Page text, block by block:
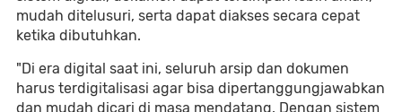
mudah ditelusuri, serta dapat diakses secara cepat
ketika dibutuhkan.
"Di era digital saat ini, seluruh arsip dan dokumen
harus terdigitalisasi agar bisa dipertanggungjawabkan
dan mudah dicari di masa mendatang. Dengan sistem